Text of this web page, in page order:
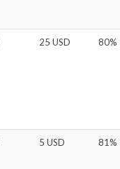
25 USD 80%
5 USD 81%